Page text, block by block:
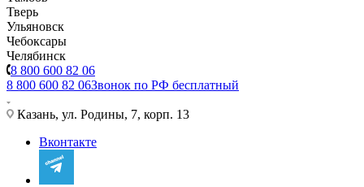
Тверь
Ульяновск
Чебоксары
Челябинск
8 800 600 82 06
8 800 600 82 06Звонок по РФ бесплатный
Казань, ул. Родины, 7, корп. 13
Вконтакте